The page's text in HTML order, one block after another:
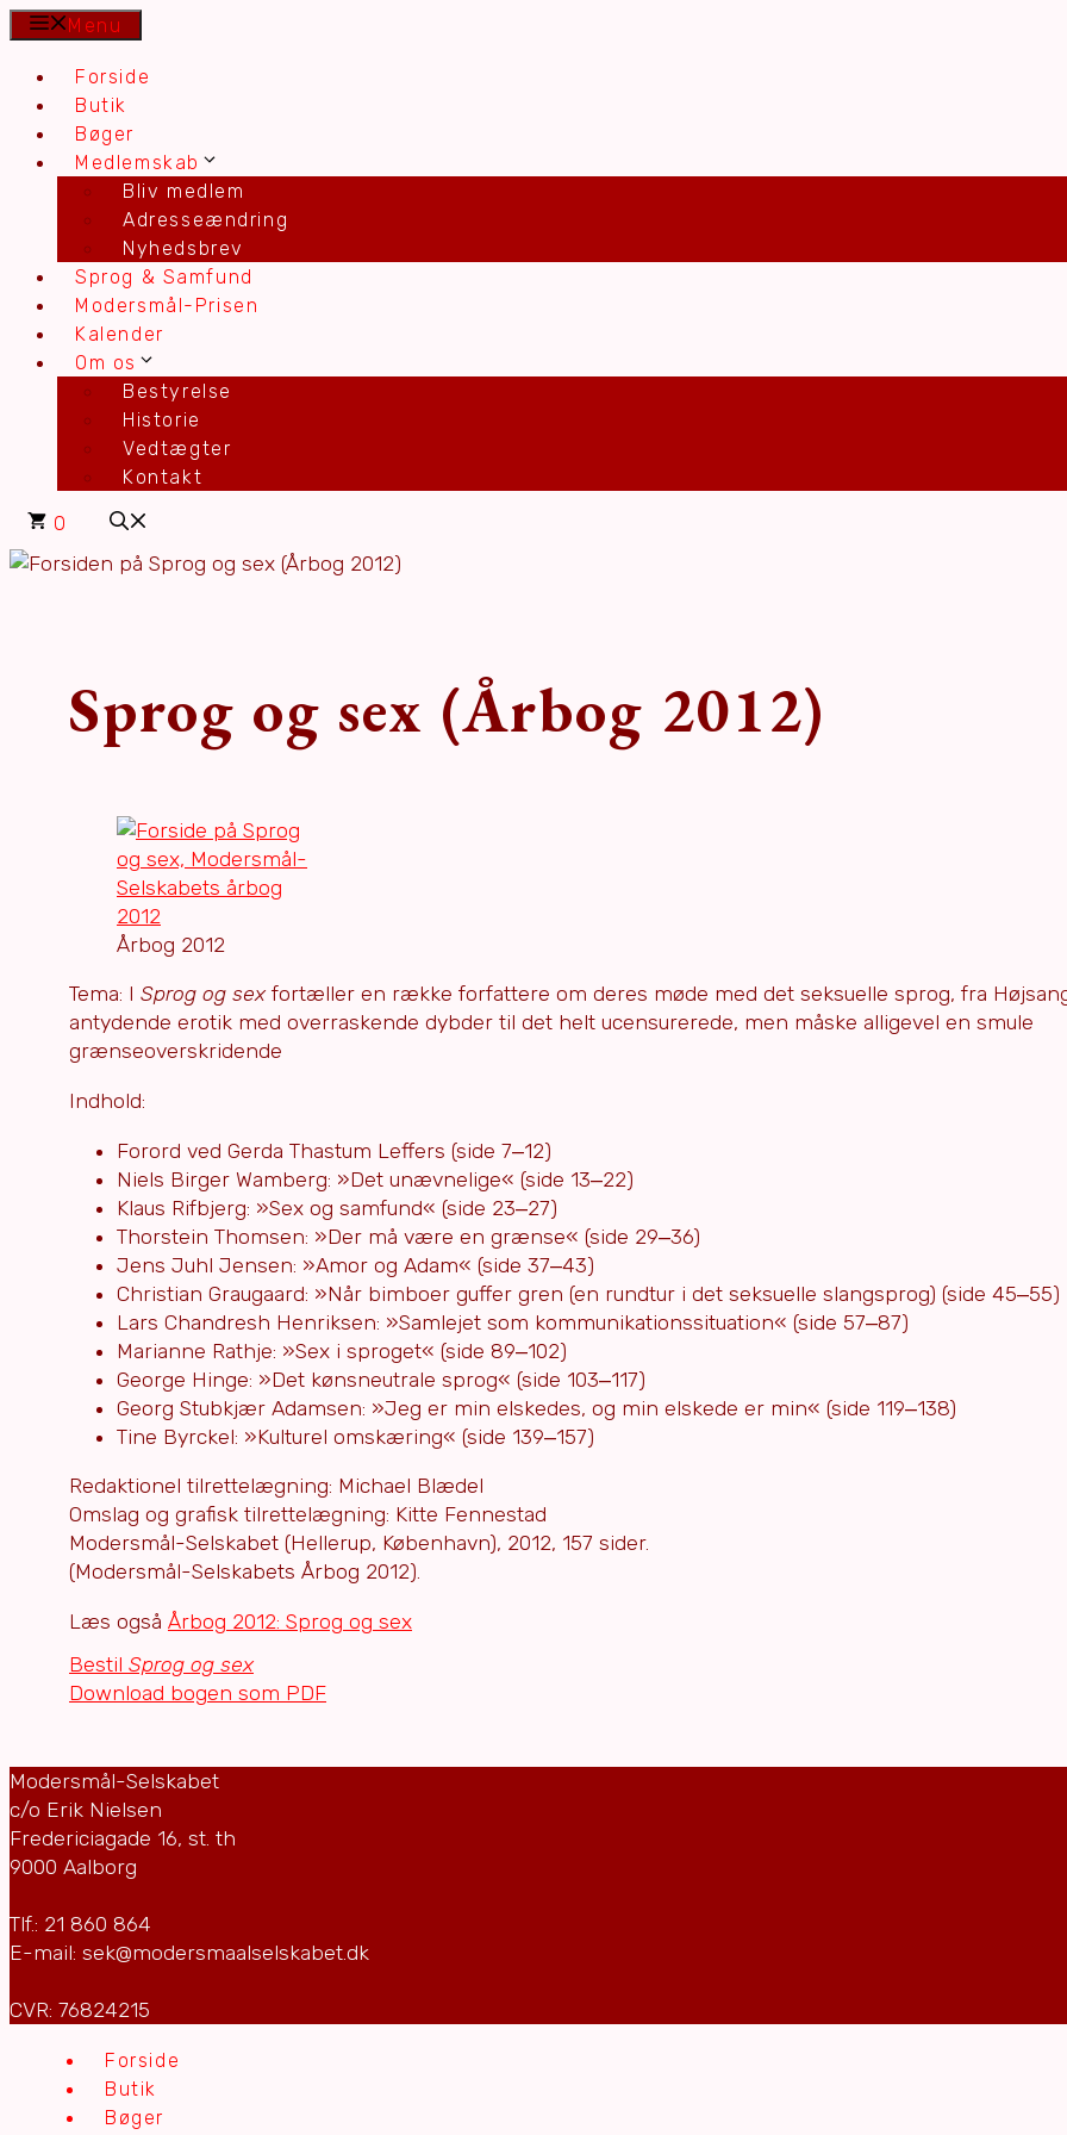
Hop
indhold
Menu
Forside
Butik
Bøger
Medlemskab
Bliv medlem
Adresseændring
Nyhedsbrev
Sprog & Samfund
Modersmål-Prisen
Kalender
Om os
Bestyrelse
Historie
Vedtægter
Kontakt
0
Sprog og sex (Årbog 2012)
Årbog 2012
Tema: I Sprog og sexfortæller en række forfattere om deres møde med det seksuelle sprog, fra
antydende erotik med overraskende dybder til det helt ucensurerede, men måske alligevel en smule
grænseoverskridende
Indhold:
Forord ved Gerda Thastum Leffers (side 7‒12)
Niels Birger Wamberg: »Det unævnelige« (side 13‒22)
Klaus Rifbjerg: »Sex og samfund« (side 23‒27)
Thorstein Thomsen: »Der må være en grænse« (side 29‒36)
Jens Juhl Jensen: »Amor og Adam« (side 37‒43)
Christian Graugaard: »Når bimboer guffer gren (en rundtur i det seksuelle slangsprog) (side 45‒55)
Lars Chandresh Henriksen: »Samlejet som kommunikationssituation« (side 57‒87)
Marianne Rathje: »Sex i sproget« (side 89‒102)
George Hinge: »Det kønsneutrale sprog« (side 103‒117)
Georg Stubkjær Adamsen: »Jeg er min elskedes, og min elskede er min« (side 119‒138)
Tine Byrckel: »Kulturel omskæring« (side 139‒157)
Redaktionel tilrettelægning: Michael Blædel
Omslag og grafisk tilrettelægning: Kitte Fennestad
Modersmål-Selskabet (Hellerup, København), 2012, 157 sider.
(Modersmål-Selskabets Årbog 2012).
Læs også Årbog 2012: Sprog og sex
Bestil Sprog og sex
Download bogen som PDF
Modersmål-Selskabet
c/o Erik Nielsen
Fredericiagade 16, st. th
9000 Aalborg
Tlf.: 21 860 864
E-mail: sek@modersmaalselskabet.dk
CVR: 76824215
Forside
Butik
Bøger